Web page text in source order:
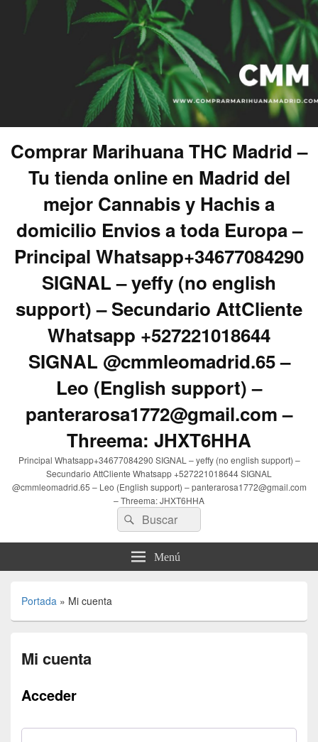
Comprar Marihuana THC Madrid –
Tu tienda online en Madrid del
mejor Cannabis y Hachis a
domicilio Envios a toda Europa –
Principal Whatsapp+34677084290
SIGNAL – yeffy (no english
support) – Secundario AttCliente
Whatsapp +527221018644
SIGNAL @cmmleomadrid.65 –
Leo (English support) –
panterarosa1772@gmail.com –
Threema: JHXT6HHA
Principal Whatsapp+34677084290 SIGNAL – yeffy (no english support) –
Secundario AttCliente Whatsapp +527221018644 SIGNAL
@cmmleomadrid.65 – Leo (English support) – panterarosa1772@gmail.com
– Threema: JHXT6HHA
Buscar
por:
Buscar
Menú
Portada » Mi cuenta
Mi cuenta
Acceder